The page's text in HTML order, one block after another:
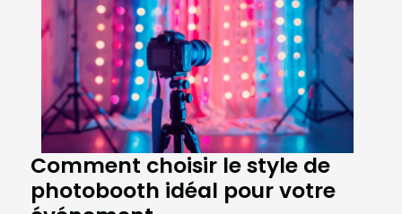
Comment choisir le style de
photobooth idéal pour votre